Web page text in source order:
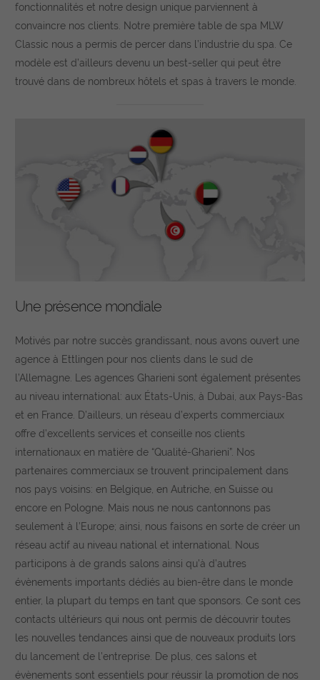
fonctionnalités et notre design unique parviennent à
convaincre nos clients. Notre première table de spa MLW
Classic nous a permis de percer dans l’industrie du spa. Ce
modèle est d’ailleurs devenu un best-seller qui peut être
trouvé dans de nombreux hôtels et spas à travers le monde.
Une présence mondiale
Motivés par notre succès grandissant, nous avons ouvert une
agence à Ettlingen pour nos clients dans le sud de
l’Allemagne. Les agences Gharieni sont également présentes
au niveau international: aux États-Unis, à Dubai, aux Pays-Bas
et en France. D’ailleurs, un réseau d’experts commerciaux
offre d’excellents services et conseille nos clients
internationaux en matière de “Qualité-Gharieni”. Nos
partenaires commerciaux se trouvent principalement dans
nos pays voisins: en Belgique, en Autriche, en Suisse ou
encore en Pologne. Mais nous ne nous cantonnons pas
seulement à l’Europe; ainsi, nous faisons en sorte de créer un
réseau actif au niveau national et international. Nous
participons à de grands salons ainsi qu’à d’autres
évènements importants dédiés au bien-être dans le monde
entier, la plupart du temps en tant que sponsors. Ce sont ces
contacts ultérieurs qui nous ont permis de découvrir toutes
les nouvelles tendances ainsi que de nouveaux produits lors
du lancement de l’entreprise. De plus, ces salons et
évènements sont essentiels pour réussir la promotion de nos